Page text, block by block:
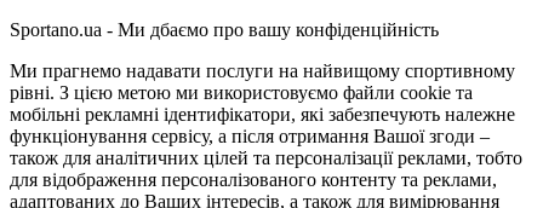
Sportano.ua - Ми дбаємо про вашу конфіденційність
Ми прагнемо надавати послуги на найвищому спортивному
рівні. З цією метою ми використовуємо файли cookie та
мобільні рекламні ідентифікатори, які забезпечують належне
функціонування сервісу, а після отримання Вашої згоди –
також для аналітичних цілей та персоналізації реклами, тобто
для відображення персоналізованого контенту та реклами,
адаптованих до Ваших інтересів, а також для вимірювання